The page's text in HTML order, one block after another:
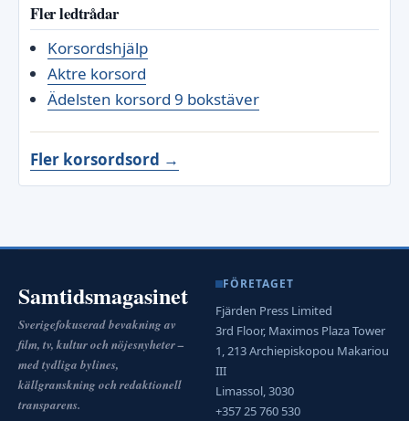
Fler ledtrådar
Korsordshjälp
Aktre korsord
Ädelsten korsord 9 bokstäver
Fler korsordsord →
Samtidsmagasinet
Sverigefokuserad bevakning av
film, tv, kultur och nöjesnyheter –
med tydliga bylines,
källgranskning och redaktionell
transparens.
FÖRETAGET
Fjärden Press Limited
3rd Floor, Maximos Plaza Tower
1, 213 Archiepiskopou Makariou
III
Limassol, 3030
+357 25 760 530